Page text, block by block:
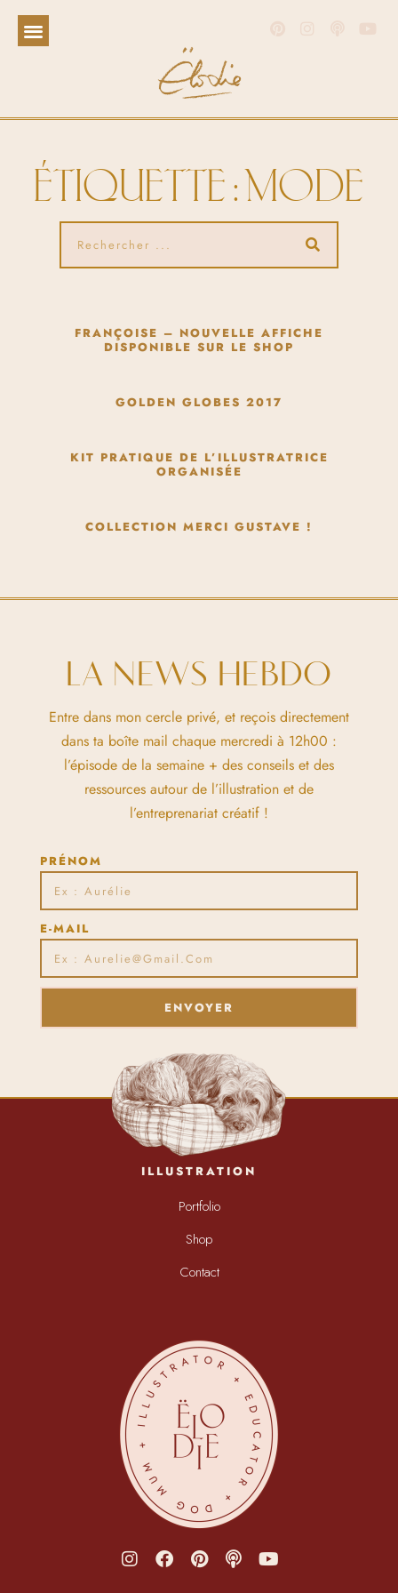
ÉTIQUETTE : MODE
FRANÇOISE – NOUVELLE AFFICHE
DISPONIBLE SUR LE SHOP
GOLDEN GLOBES 2017
KIT PRATIQUE DE L’ILLUSTRATRICE
ORGANISÉE
COLLECTION MERCI GUSTAVE !
LA NEWS HEBDO
Entre dans mon cercle privé, et reçois directement
dans ta boîte mail chaque mercredi à 12h00 :
l’épisode de la semaine + des conseils et des
ressources autour de l’illustration et de
l’entreprenariat créatif !
PRÉNOM
E-MAIL
ENVOYER
ILLUSTRATION
Portfolio
Shop
Contact